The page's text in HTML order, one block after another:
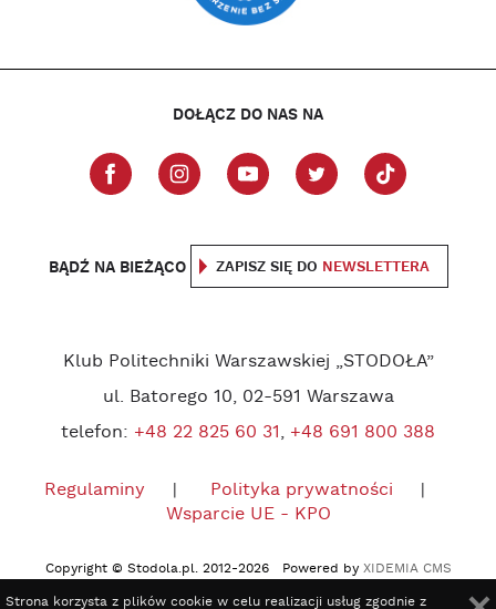
DOŁĄCZ DO NAS NA
BĄDŹ NA BIEŻĄCO ZAPISZ SIĘ DO NEWSLETTERA
Klub Politechniki Warszawskiej „STODOŁA”
ul. Batorego 10, 02-591 Warszawa
telefon: +48 22 825 60 31, +48 691 800 388
Regulaminy
Polityka prywatności
Wsparcie UE - KPO
Copyright © Stodola.pl. 2012-2026 Powered by XIDEMIA CMS
Strona korzysta z plików cookie w celu realizacji usług zgodnie z